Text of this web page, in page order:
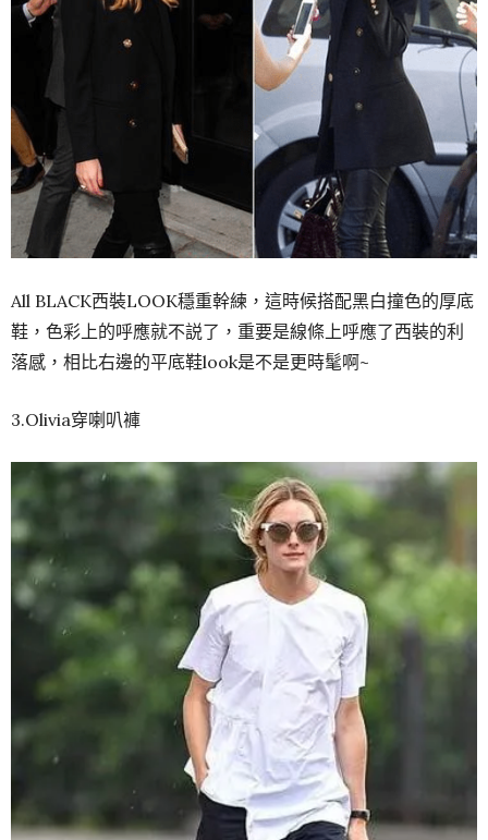
All BLACK西裝LOOK穩重幹練，這時候搭配黑白撞色的厚底
鞋，色彩上的呼應就不説了，重要是線條上呼應了西裝的利
落感，相比右邊的平底鞋look是不是更時髦啊~
3.Olivia穿喇叭褲